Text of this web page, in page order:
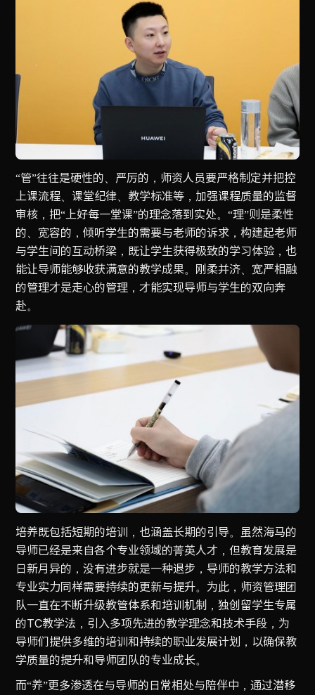
“管”往往是硬性的、严厉的，师资人员要严格制定并把控
上课流程、课堂纪律、教学标准等，加强课程质量的监督
审核，把“上好每一堂课”的理念落到实处。“理”则是柔性
的、宽容的，倾听学生的需要与老师的诉求，构建起老师
与学生间的互动桥梁，既让学生获得极致的学习体验，也
能让导师能够收获满意的教学成果。刚柔并济、宽严相融
的管理才是走心的管理，才能实现导师与学生的双向奔
赴。
培养既包括短期的培训，也涵盖长期的引导。虽然海马的
导师已经是来自各个专业领域的菁英人才，但教育发展是
日新月异的，没有进步就是一种退步，导师的教学方法和
专业实力同样需要持续的更新与提升。为此，师资管理团
队一直在不断升级教管体系和培训机制，独创留学生专属
的TC教学法，引入多项先进的教学理念和技术手段，为
导师们提供多维的培训和持续的职业发展计划，以确保教
学质量的提升和导师团队的专业成长。
而“养”更多渗透在与导师的日常相处与陪伴中，通过潜移